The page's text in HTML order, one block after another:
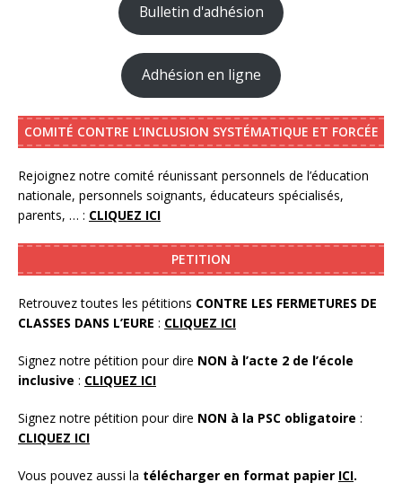
Bulletin d'adhésion
Adhésion en ligne
COMITÉ CONTRE L’INCLUSION SYSTÉMATIQUE ET FORCÉE
Rejoignez notre comité réunissant personnels de l’éducation
nationale, personnels soignants, éducateurs spécialisés,
parents, … : CLIQUEZ ICI
PETITION
Retrouvez toutes les pétitions CONTRE LES FERMETURES DE
CLASSES DANS L’EURE : CLIQUEZ ICI
Signez notre pétition pour dire NON à l’acte 2 de l’école
inclusive : CLIQUEZ ICI
Signez notre pétition pour dire NON à la PSC obligatoire :
CLIQUEZ ICI
Vous pouvez aussi la télécharger en format papier ICI.